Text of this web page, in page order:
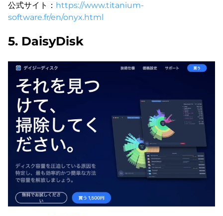
公式サイト： https://www.titanium-
software.fr/en/onyx.html
5. DaisyDisk